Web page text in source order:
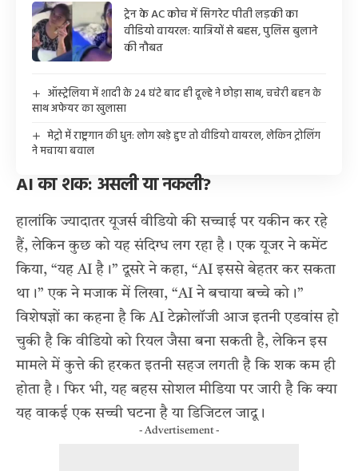
ट्रेन के AC कोच में सिगरेट पीती लड़की का
वीडियो वायरल: यात्रियों से बहस, पुलिस बुलाने
की नौबत
ऑस्ट्रेलिया में शादी के 24 घंटे बाद ही दूल्हे ने छोड़ा साथ, चचेरी बहन के
साथ अफेयर का खुलासा
मेट्रो में राष्ट्रगान की धुन: लोग खड़े हुए तो वीडियो वायरल, लेकिन ट्रोलिंग
ने मचाया बवाल
AI का शक: असली या नकली?
हालांकि ज्यादातर यूजर्स वीडियो की सच्चाई पर यकीन कर रहे
हैं, लेकिन कुछ को यह संदिग्ध लग रहा है। एक यूजर ने कमेंट
किया, “यह AI है।” दूसरे ने कहा, “AI इससे बेहतर कर सकता
था।” एक ने मजाक में लिखा, “AI ने बचाया बच्चे को।”
विशेषज्ञों का कहना है कि AI टेक्नोलॉजी आज इतनी एडवांस हो
चुकी है कि वीडियो को रियल जैसा बना सकती है, लेकिन इस
मामले में कुत्ते की हरकत इतनी सहज लगती है कि शक कम ही
होता है। फिर भी, यह बहस सोशल मीडिया पर जारी है कि क्या
यह वाकई एक सच्ची घटना है या डिजिटल जादू।
- Advertisement -